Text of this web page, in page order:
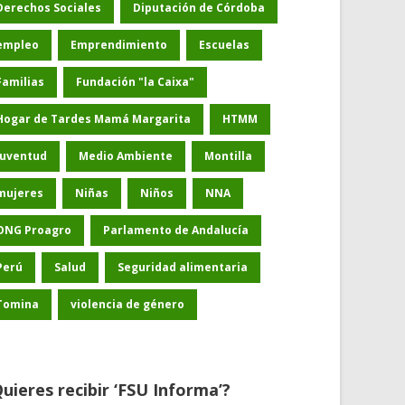
Sociales Diputación de Córdoba
Emprendimiento Escuelas
Fundación "la Caixa"
de Tardes Mamá Margarita HTMM
Medio Ambiente Montilla
Niñas Niños NNA
Proagro Parlamento de Andalucía
Salud Seguridad alimentaria
violencia de género
recibir ‘FSU Informa’?